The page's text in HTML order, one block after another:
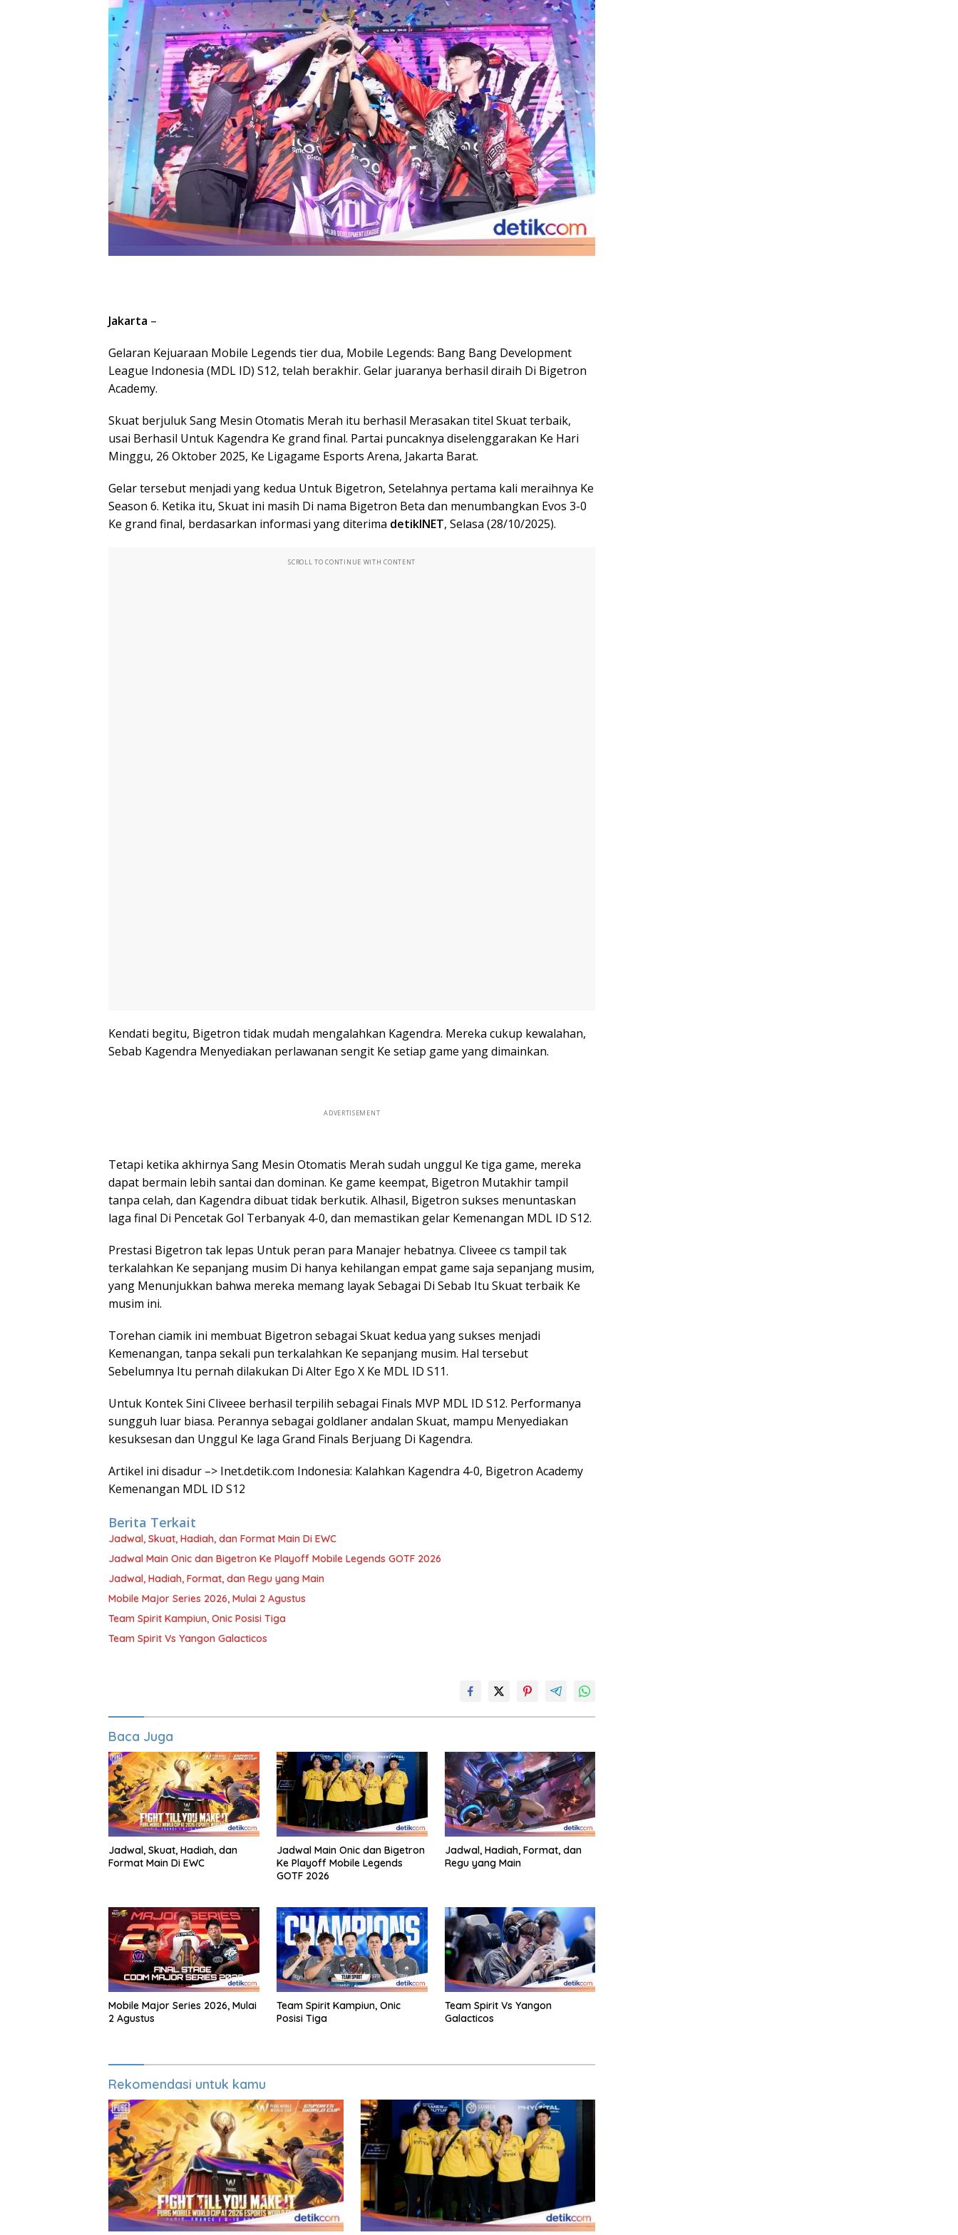
Jakarta –
Gelaran Kejuaraan Mobile Legends tier dua, Mobile Legends: Bang Bang Development
League Indonesia (MDL ID) S12, telah berakhir. Gelar juaranya berhasil diraih Di Bigetron
Academy.
Skuat berjuluk Sang Mesin Otomatis Merah itu berhasil Merasakan titel Skuat terbaik,
usai Berhasil Untuk Kagendra Ke grand final. Partai puncaknya diselenggarakan Ke Hari
Minggu, 26 Oktober 2025, Ke Ligagame Esports Arena, Jakarta Barat.
Gelar tersebut menjadi yang kedua Untuk Bigetron, Setelahnya pertama kali meraihnya Ke
Season 6. Ketika itu, Skuat ini masih Di nama Bigetron Beta dan menumbangkan Evos 3-0
Ke grand final, berdasarkan informasi yang diterima detikINET, Selasa (28/10/2025).
SCROLL TO CONTINUE WITH CONTENT
Kendati begitu, Bigetron tidak mudah mengalahkan Kagendra. Mereka cukup kewalahan,
Sebab Kagendra Menyediakan perlawanan sengit Ke setiap game yang dimainkan.
ADVERTISEMENT
Tetapi ketika akhirnya Sang Mesin Otomatis Merah sudah unggul Ke tiga game, mereka
dapat bermain lebih santai dan dominan. Ke game keempat, Bigetron Mutakhir tampil
tanpa celah, dan Kagendra dibuat tidak berkutik. Alhasil, Bigetron sukses menuntaskan
laga final Di Pencetak Gol Terbanyak 4-0, dan memastikan gelar Kemenangan MDL ID S12.
Prestasi Bigetron tak lepas Untuk peran para Manajer hebatnya. Cliveee cs tampil tak
terkalahkan Ke sepanjang musim Di hanya kehilangan empat game saja sepanjang musim,
yang Menunjukkan bahwa mereka memang layak Sebagai Di Sebab Itu Skuat terbaik Ke
musim ini.
Torehan ciamik ini membuat Bigetron sebagai Skuat kedua yang sukses menjadi
Kemenangan, tanpa sekali pun terkalahkan Ke sepanjang musim. Hal tersebut
Sebelumnya Itu pernah dilakukan Di Alter Ego X Ke MDL ID S11.
Untuk Kontek Sini Cliveee berhasil terpilih sebagai Finals MVP MDL ID S12. Performanya
sungguh luar biasa. Perannya sebagai goldlaner andalan Skuat, mampu Menyediakan
kesuksesan dan Unggul Ke laga Grand Finals Berjuang Di Kagendra.
Artikel ini disadur –> Inet.detik.com Indonesia: Kalahkan Kagendra 4-0, Bigetron Academy
Kemenangan MDL ID S12
Berita Terkait
Jadwal, Skuat, Hadiah, dan Format Main Di EWC
Jadwal Main Onic dan Bigetron Ke Playoff Mobile Legends GOTF 2026
Jadwal, Hadiah, Format, dan Regu yang Main
Mobile Major Series 2026, Mulai 2 Agustus
Team Spirit Kampiun, Onic Posisi Tiga
Team Spirit Vs Yangon Galacticos
Baca Juga
Jadwal, Skuat, Hadiah, dan
Format Main Di EWC
Jadwal Main Onic dan Bigetron
Ke Playoff Mobile Legends
GOTF 2026
Jadwal, Hadiah, Format, dan
Regu yang Main
Mobile Major Series 2026, Mulai
2 Agustus
Team Spirit Kampiun, Onic
Posisi Tiga
Team Spirit Vs Yangon
Galacticos
Rekomendasi untuk kamu